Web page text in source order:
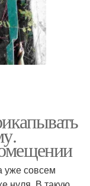
уже совсем